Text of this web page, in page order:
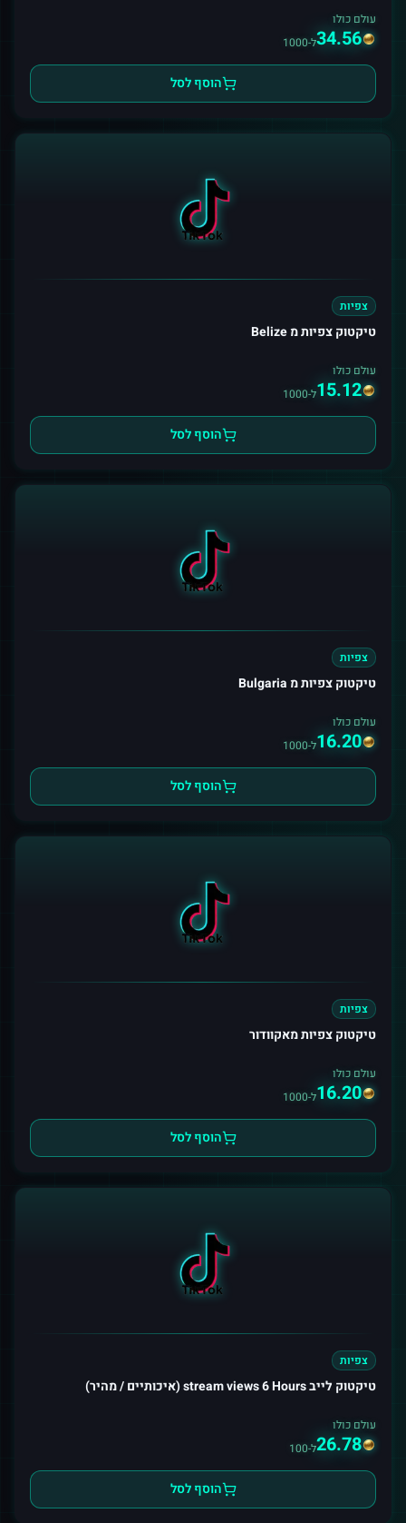
עולם כולו
34.56ל-1000
הוסף לסל
צפיות
טיקטוק צפיות מ Belize
עולם כולו
15.12ל-1000
הוסף לסל
צפיות
טיקטוק צפיות מ Bulgaria
עולם כולו
16.20ל-1000
הוסף לסל
צפיות
טיקטוק צפיות מאקוודור
עולם כולו
16.20ל-1000
הוסף לסל
צפיות
טיקטוק לייב stream views 6 Hours (איכותיים / מהיר)
עולם כולו
26.78ל-100
הוסף לסל